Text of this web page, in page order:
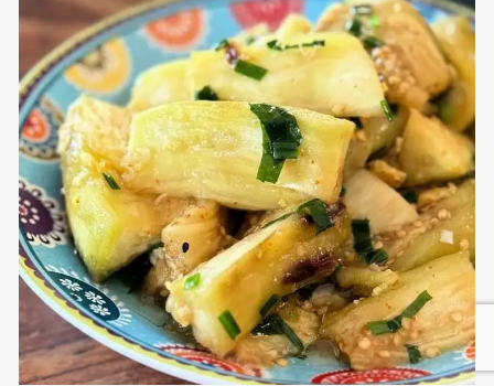
sweetkwisine
Nov 8